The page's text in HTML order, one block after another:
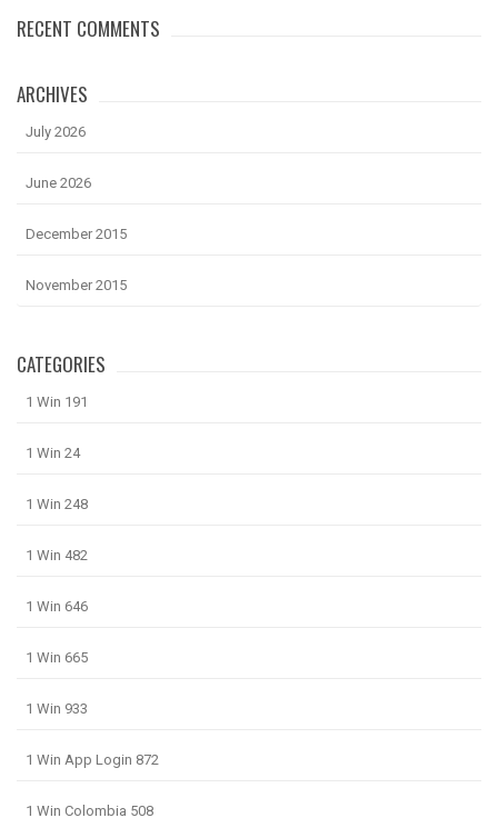
RECENT COMMENTS
ARCHIVES
July 2026
June 2026
December 2015
November 2015
CATEGORIES
1 Win 191
1 Win 24
1 Win 248
1 Win 482
1 Win 646
1 Win 665
1 Win 933
1 Win App Login 872
1 Win Colombia 508